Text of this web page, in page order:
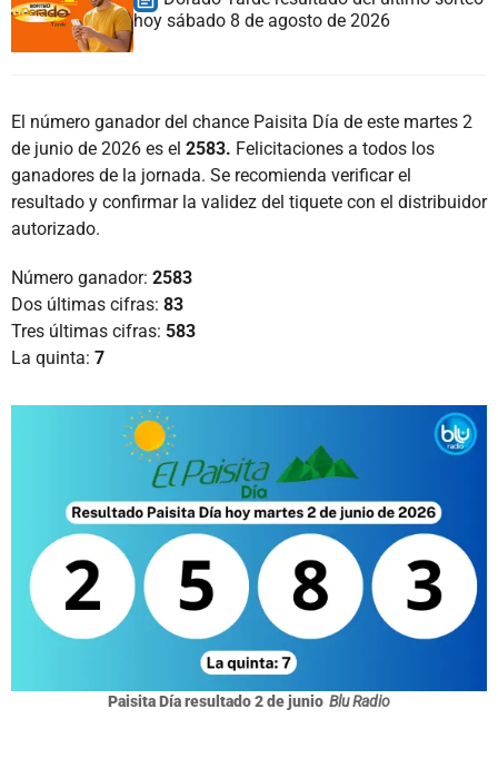
hoy sábado 8 de agosto de 2026
El número ganador del chance Paisita Día de este martes 2
de junio de 2026 es el 2583. Felicitaciones a todos los
ganadores de la jornada. Se recomienda verificar el
resultado y confirmar la validez del tiquete con el distribuidor
autorizado.
Número ganador: 2583
Dos últimas cifras: 83
Tres últimas cifras: 583
La quinta: 7
Paisita Día resultado 2 de junio Blu Radio